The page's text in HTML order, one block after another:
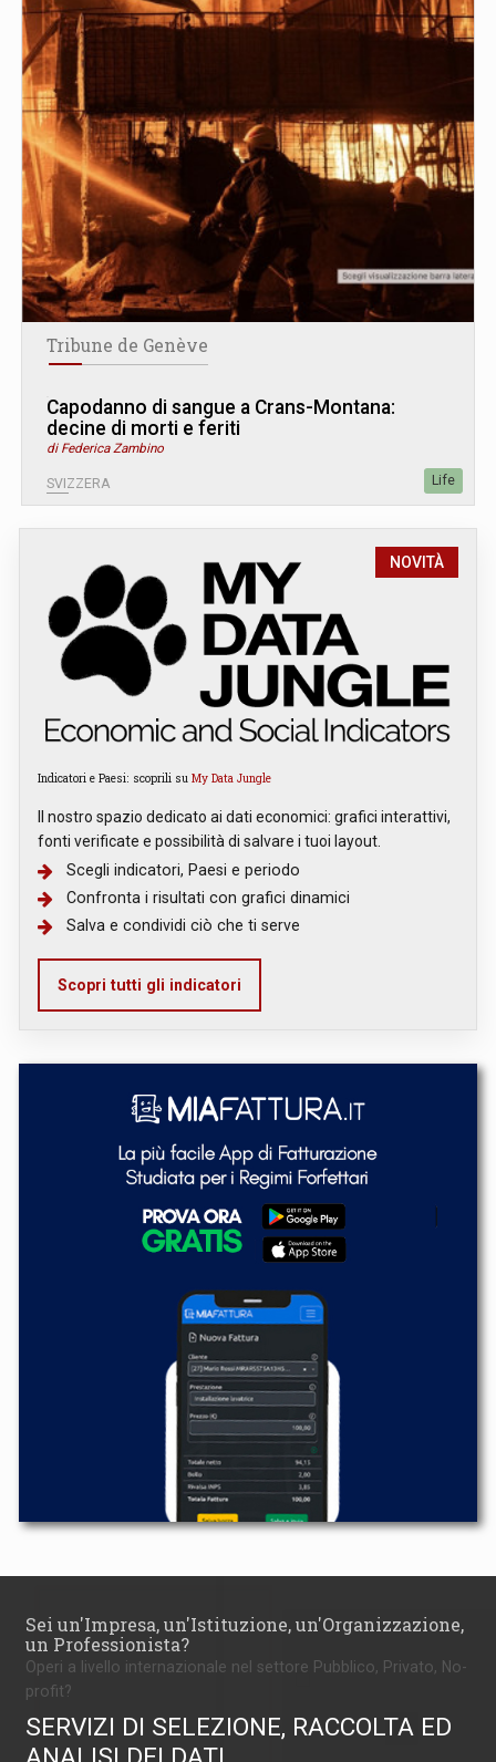
Tribune de Genève
Capodanno di sangue a Crans-Montana:
decine di morti e feriti
di Federica Zambino
SVIZZERA Life
NOVITÀ
Indicatori e Paesi: scoprili su My Data Jungle
Il nostro spazio dedicato ai dati economici: grafici interattivi,
fonti verificate e possibilità di salvare i tuoi layout.
Scegli indicatori, Paesi e periodo
Confronta i risultati con grafici dinamici
Salva e condividi ciò che ti serve
Scopri tutti gli indicatori
Sei un'Impresa, un'Istituzione, un'Organizzazione,
un Professionista?
Operi a livello internazionale nel settore Pubblico, Privato, No-
profit?
SERVIZI DI SELEZIONE, RACCOLTA ED